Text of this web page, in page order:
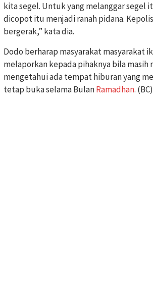
kita segel. Untuk yang melanggar segel
dicopot itu menjadi ranah pidana.
bergerak,” kata dia.
Dodo berharap masyarakat masyarakat
melaporkan kepada pihaknya bila masih
mengetahui ada tempat hiburan yang
tetap buka selama BulanRamadhan. (BC)